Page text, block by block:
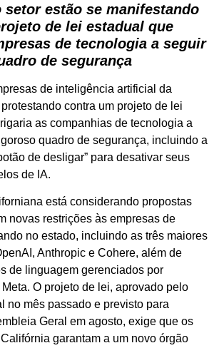
setor estão se manifestando
de lei estadual que
de tecnologia a seguir
de segurança
de inteligência artificial da
contra um projeto de lei
as companhias de tecnologia a
quadro de segurança, incluindo a
de desligar” para desativar seus
de IA.
está considerando propostas
novas restrições às empresas de
no estado, incluindo as três maiores
Anthropic e Cohere, além de
de linguagem gerenciados por
O projeto de lei, aprovado pelo
no mês passado e previsto para
Geral em agosto, exige que os
garantam a um novo órgão